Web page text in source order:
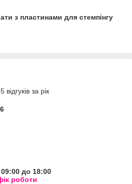
з пластинами для стемпінгу
за рік
до 18:00
роботи